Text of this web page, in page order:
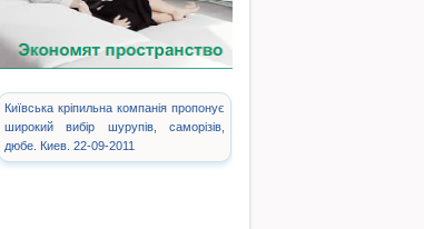
Київська кріпильна компанія пропонує
широкий вибір шурупів, саморізів,
дюбе. Киев. 22-09-2011